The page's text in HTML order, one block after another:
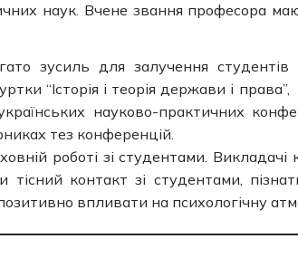
наук. Вчене звання професора
зусиль для залучення
“Історія і теорія держави і
науково-практичних
тез конференцій.
роботі зі студентами.
контакт зі студентами,
впливати на психологічну